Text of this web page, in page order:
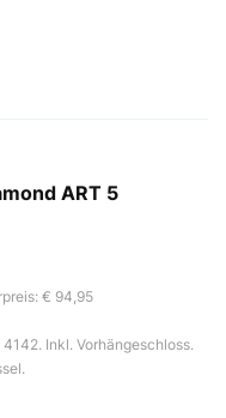
ART 5
€ 94,95
Inkl. Vorhängeschloss.